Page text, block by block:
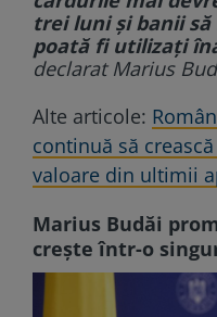
trei luni şi banii
poată fi utilizați
declarat Marius
Alte articole:
continuă să
valoare din ultimii
Marius Budăi
crește într-o